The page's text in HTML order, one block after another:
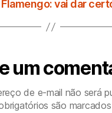
vai dar
um
de e-mail não será
são